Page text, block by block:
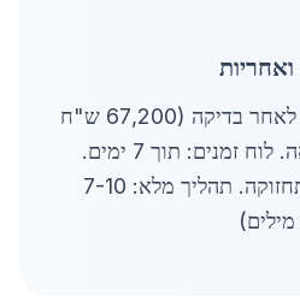
תשלום שכירות 70% לאחר בדיקה (67,200 ש"ח
זמנים: תוך 7 ימים.
כוללים תחזוקה. תהליך מלא: 7-10